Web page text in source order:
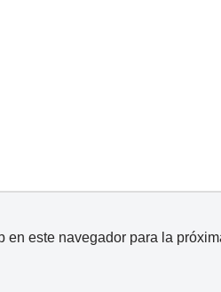
este navegador para la